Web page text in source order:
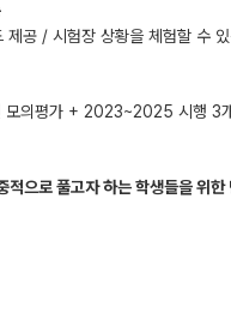
공 / 시험장 상황을 체험할 수
평가 + 2023~2025 시행 3
으로 풀고자 하는 학생들을 위